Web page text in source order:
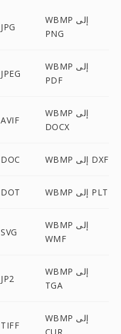
WBMP إلى JPG
WBMP إلى
PNG
WBMP إلى JPEG
WBMP إلى
PDF
WBMP إلى AVIF
WBMP إلى
DOCX
WBMP إلى DOC WBMP إلى DXF
WBMP إلى DOT WBMP إلى PLT
WBMP إلى SVG
WBMP إلى
WMF
WBMP إلى JP2
WBMP إلى
TGA
WBMP إلى TIFF
WBMP إلى